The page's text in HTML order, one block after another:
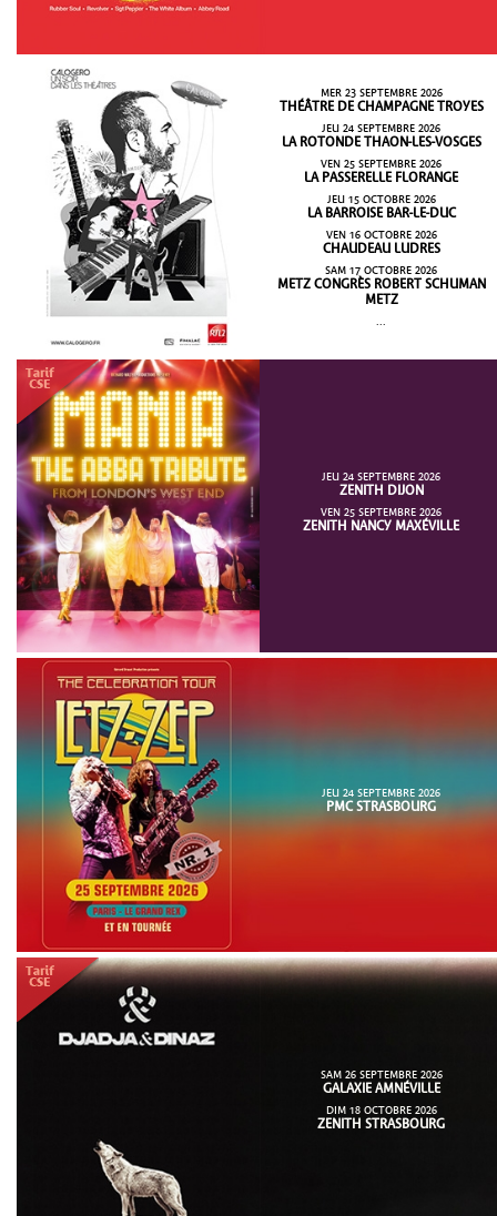
MER 23 SEPTEMBRE 2026
THÉÂTRE DE CHAMPAGNE TROYES
JEU 24 SEPTEMBRE 2026
LA ROTONDE THAON-LES-VOSGES
VEN 25 SEPTEMBRE 2026
LA PASSERELLE FLORANGE
JEU 15 OCTOBRE 2026
LA BARROISE BAR-LE-DUC
VEN 16 OCTOBRE 2026
CHAUDEAU LUDRES
SAM 17 OCTOBRE 2026
METZ CONGRÈS ROBERT SCHUMAN
METZ
JEU 24 SEPTEMBRE 2026
ZENITH DIJON
VEN 25 SEPTEMBRE 2026
ZENITH NANCY MAXÉVILLE
JEU 24 SEPTEMBRE 2026
PMC STRASBOURG
SAM 26 SEPTEMBRE 2026
GALAXIE AMNÉVILLE
DIM 18 OCTOBRE 2026
ZENITH STRASBOURG